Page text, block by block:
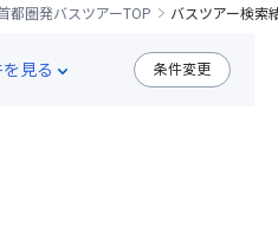
都圏発バスツアーTOP バスツアー検索
expand_more 条件変更